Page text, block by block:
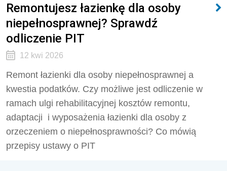
Remontujesz łazienkę dla osoby
niepełnosprawnej? Sprawdź
odliczenie PIT
12 kwi 2026
Remont łazienki dla osoby niepełnosprawnej a
kwestia podatków. Czy możliwe jest odliczenie w
ramach ulgi rehabilitacyjnej kosztów remontu,
adaptacji i wyposażenia łazienki dla osoby z
orzeczeniem o niepełnosprawności? Co mówią
przepisy ustawy o PIT